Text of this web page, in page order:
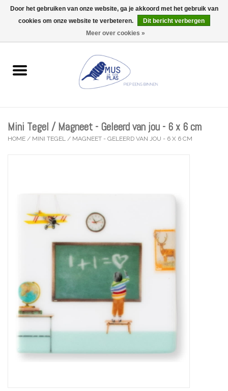
0 Artikelen - €0,00
Wenskaarten
Lifestyle
Thema
Cadeaubonnen
Blog
Mini Tegel / Magneet - Geleerd van jou - 6 x 6 cm
HOME / MINI TEGEL / MAGNEET - GELEERD VAN JOU - 6 X 6 CM
Door het gebruiken van onze website, ga je akkoord met het gebruik van
cookies om onze website te verbeteren.
Dit bericht verbergen
Meer over cookies »
Wij zijn uitzonderlijk gesloten op Do 13/08